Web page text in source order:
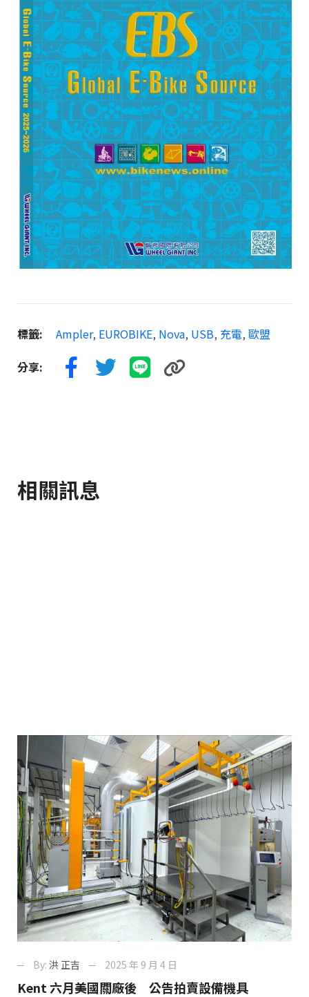
標籤: Ampler, EUROBIKE, Nova, USB, 充電, 歐盟
分享:
相關訊息
By: 洪 正吉 2025 年 9 月 4 日
Kent 六月美國關廠後 公告拍賣設備機具